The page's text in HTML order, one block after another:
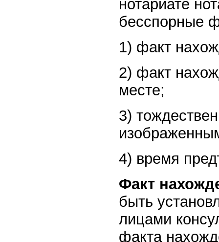
нотариате
бесспорные
1) факт
2) факт
месте;
3)
4) время
Факт
быть
лицами
факта